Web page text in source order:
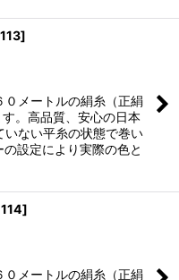
]
０メートルの絹糸（正絹
。高品質、安心の日本
ない平糸の状態で巻い
設定により実際の色と
]
０メートルの絹糸（正絹